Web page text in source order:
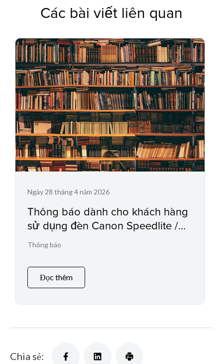
Các bài viết liên quan
Ngày 28 tháng 4 năm 2026
Thông báo dành cho khách hàng
sử dụng đèn Canon Speedlite /
Macro Ring Lite / Macro Twin Lite
và các phụ kiện liên quan
Thông báo
Đọc thêm
Chia sẻ: